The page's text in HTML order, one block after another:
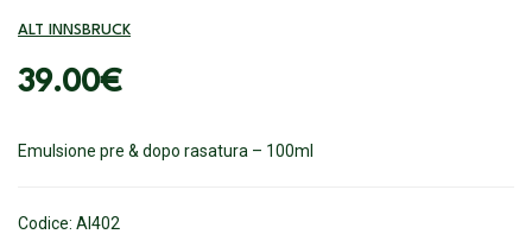
ALT INNSBRUCK
Emulsione pre & dopo rasatura – 100ml
Codice: AI402
39.00€